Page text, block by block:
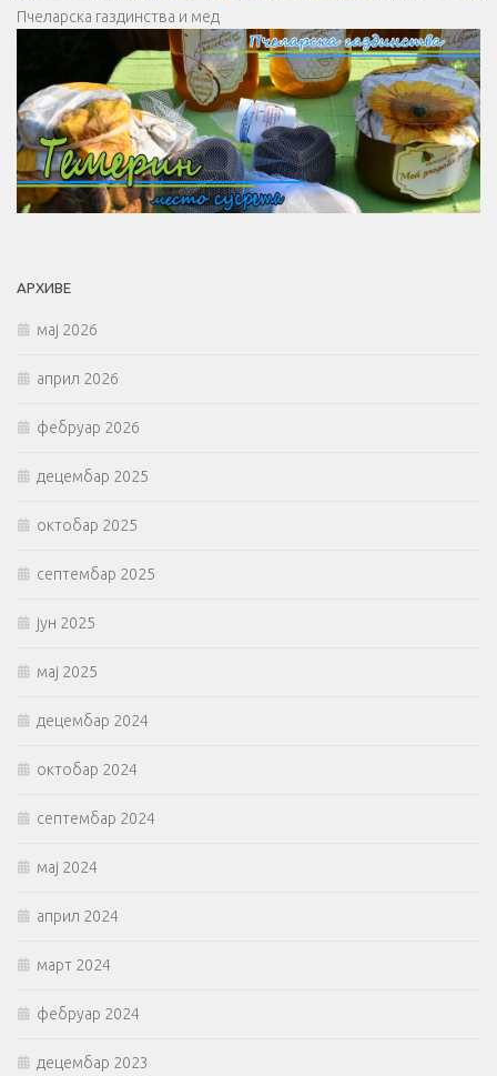
Пчеларска газдинства и мед
АРХИВЕ
мај 2026
април 2026
фебруар 2026
децембар 2025
октобар 2025
септембар 2025
јун 2025
мај 2025
децембар 2024
октобар 2024
септембар 2024
мај 2024
април 2024
март 2024
фебруар 2024
децембар 2023